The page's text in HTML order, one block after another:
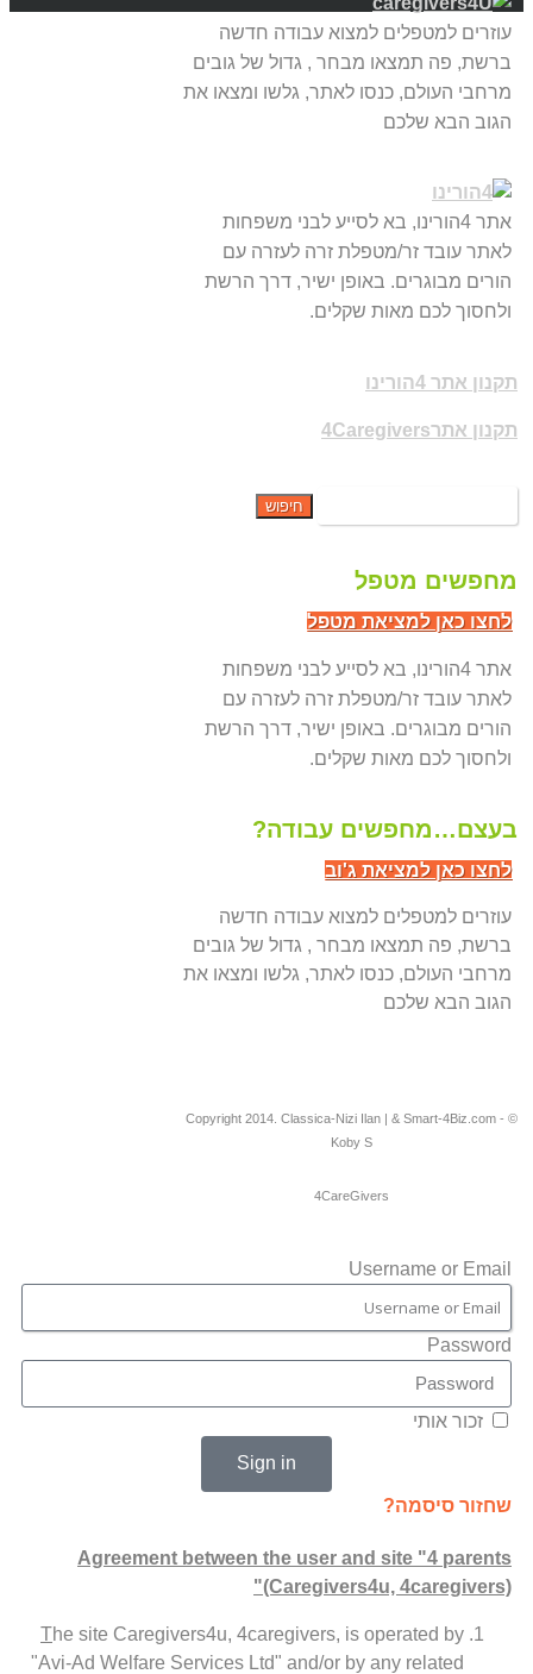
עוזרים למטפלים למצוא עבודה חדשה
ברשת, פה תמצאו מבחר , גדול של גובים
מרחבי העולם, כנסו לאתר, גלשו ומצאו את
הגוב הבא שלכם
אתר 4הורינו, בא לסייע לבני משפחות
לאתר עובד זר/מטפלת זרה לעזרה עם
הורים מבוגרים. באופן ישיר, דרך הרשת
ולחסוך לכם מאות שקלים.
תקנון אתר 4הורינו
תקנון אתר4Caregivers
מחפשים מטפל
לחצו כאן למציאת מטפל
אתר 4הורינו, בא לסייע לבני משפחות
לאתר עובד זר/מטפלת זרה לעזרה עם
הורים מבוגרים. באופן ישיר, דרך הרשת
ולחסוך לכם מאות שקלים.
בעצם…מחפשים עבודה?
לחצו כאן למציאת ג'וב
עוזרים למטפלים למצוא עבודה חדשה
ברשת, פה תמצאו מבחר , גדול של גובים
מרחבי העולם, כנסו לאתר, גלשו ומצאו את
הגוב הבא שלכם
© Copyright 2014. Classica-Nizi Ilan | & Smart-4Biz.com -
Koby S
4CareGivers
Username or Email
Password
זכור אותי
Sign in
שחזור סיסמה?
Agreement between the user and site "4 parents
(Caregivers4u, 4caregivers)"
The site Caregivers4u, 4caregivers, is operated by
"Avi-Ad Welfare Services Ltd" and/or by any related